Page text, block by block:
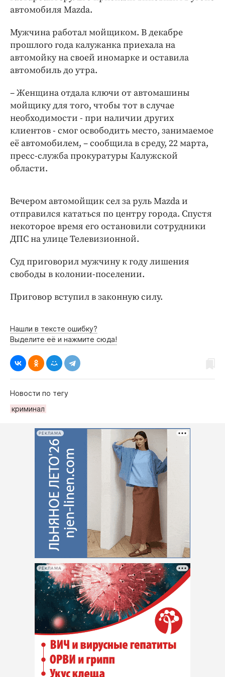
Интересное чтиво
Бренд года
Работодатель года
автомобиля Mazda.
Мужчина работал мойщиком. В декабре
прошлого года калужанка приехала на
автомойку на своей иномарке и оставила
автомобиль до утра.
– Женщина отдала ключи от автомашины
мойщику для того, чтобы тот в случае
необходимости - при наличии других
клиентов - смог освободить место, занимаемое
её автомобилем, – сообщила в среду, 22 марта,
пресс-служба прокуратуры Калужской
области.
Вечером автомойщик сел за руль Mazda и
отправился кататься по центру города. Спустя
некоторое время его остановили сотрудники
ДПС на улице Телевизионной.
Суд приговорил мужчину к году лишения
свободы в колонии-поселении.
Приговор вступил в законную силу.
Нашли в тексте ошибку?
Выделите её и нажмите сюда!
Новости по тегу
криминал
РЕКЛАМА
РЕКЛАМА